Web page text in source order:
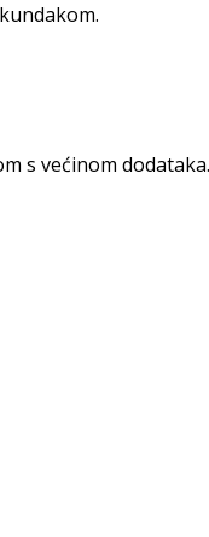
s većinom dodataka.